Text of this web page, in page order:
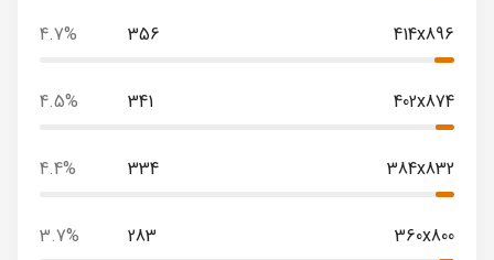
414x896
356
4.7%
402x874
341
4.5%
384x832
334
4.4%
360x800
283
3.7%